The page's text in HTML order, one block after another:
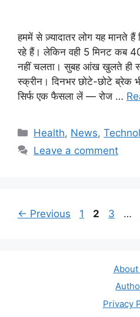
हममें से ज़्यादातर लोग यह मानते
रहे हैं। लेकिन वही 5 मिनट कब
नहीं चलता। सुबह आंख खुलते ही
स्क्रीन। दिनभर छोटे-छोटे ब्रेक
सिर्फ एक फैसला लें — रोज …
Categories
Health, News,
Leave a comment
← Previous Page
1 Page
2 Page
3 …
About
Privacy